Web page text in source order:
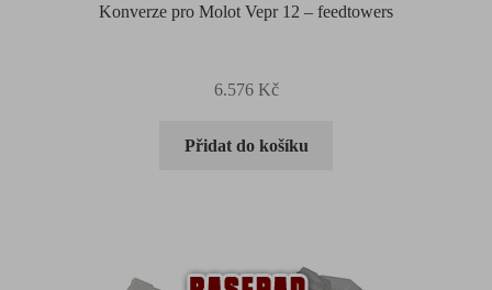
Konverze pro Molot Vepr 12 – feedtowers
6.576 Kč
Přidat do košíku